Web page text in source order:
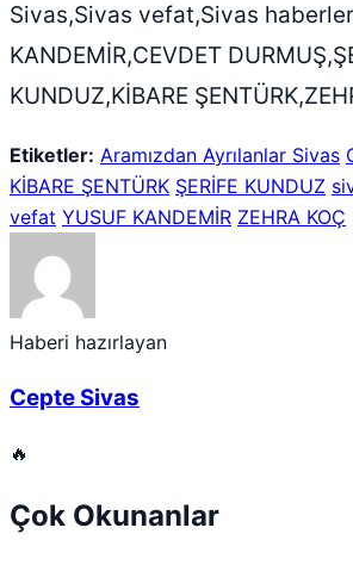
Sivas,Sivas vefat,Sivas
KANDEMİR,CEVDET
KUNDUZ,KİBARE
Etiketler: Aramızdan Ayrılanlar Sivas
KİBARE ŞENTÜRK ŞERİFE KUNDUZ
vefat YUSUF KANDEMİR ZEHRA KOÇ
Haberi hazırlayan
Cepte Sivas
🔥
Çok Okunanlar